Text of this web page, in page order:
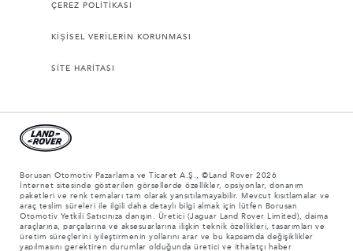
ÇEREZ POLİTİKASI
KİŞİSEL VERİLERİN KORUNMASI
SİTE HARİTASI
Borusan Otomotiv Pazarlama ve Ticaret A.Ş., ©Land Rover 2026
İnternet sitesinde gösterilen görsellerde özellikler, opsiyonlar, donanım
paketleri ve renk temaları tam olarak yansıtılamayabilir. Mevcut kısıtlamalar ve
araç teslim süreleri ile ilgili daha detaylı bilgi almak için lütfen Borusan
Otomotiv Yetkili Satıcınıza danışın. Üretici (Jaguar Land Rover Limited), daima
araçlarına, parçalarına ve aksesuarlarına ilişkin teknik özellikleri, tasarımları ve
üretim süreçlerini iyileştirmenin yollarını arar ve bu kapsamda değişiklikler
yapılmasını gerektiren durumlar olduğunda üretici ve ithalatçı haber